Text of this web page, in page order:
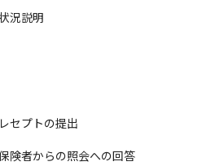
況説明
セプトの提出
険者からの照会への回答